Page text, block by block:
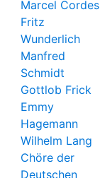
Marcel Cordes
Fritz
Wunderlich
Manfred
Schmidt
Gottlob Frick
Emmy
Hagemann
Wilhelm Lang
Chöre der
Deutschen